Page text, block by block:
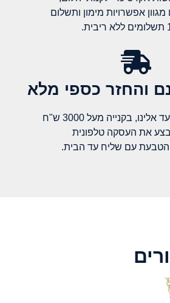
אפשרויות מימון ותשלום
והחזר כספי מלא​
בקנייה מעל 3000 ש"ח
את העסקה טלפונית
הטבעת עם שליח עד הבית.